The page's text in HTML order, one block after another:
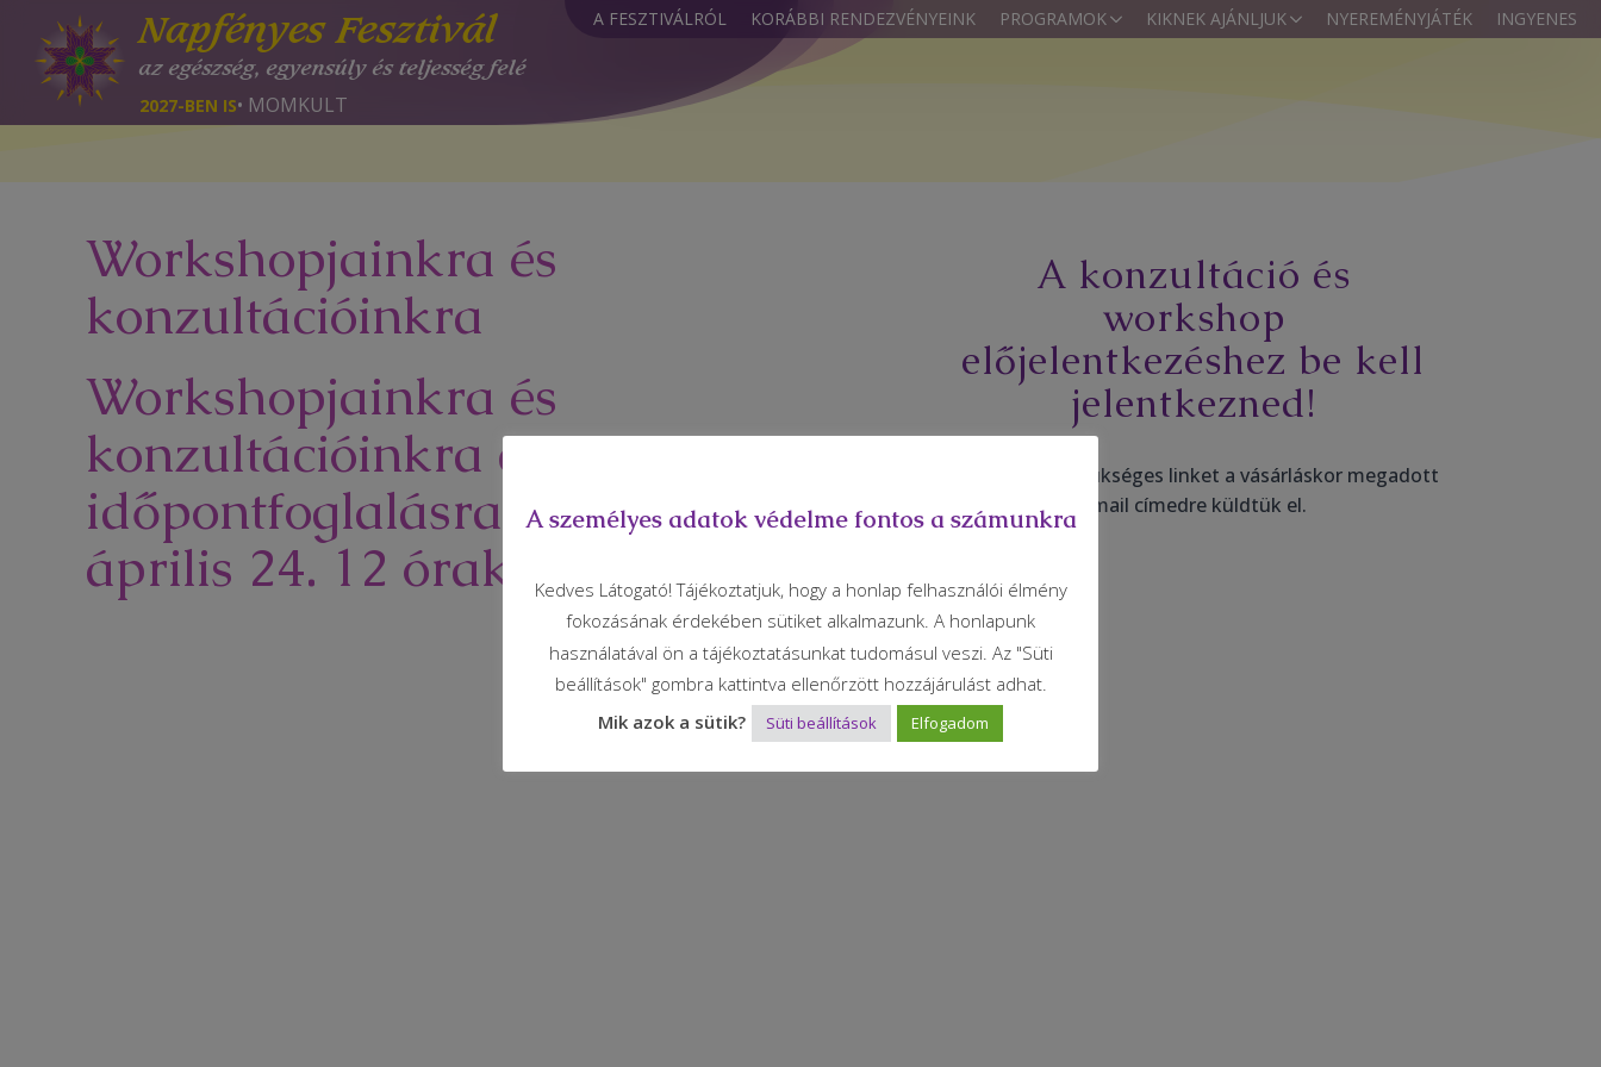
Napfényes Fesztivál
az egészség, egyensúly és teljesség felé
2027-BEN IS• MOMKULT
A FESZTIVÁLRÓL KORÁBBI RENDEZVÉNYEINK PROGRAMOK KIKNEK AJÁNLJUK NYEREMÉNYJÁTÉK INGYENES
Workshopjainkra és
konzultációinkra
Workshopjainkra és
konzultációinkra az
időpontfoglalásra a jelentkezés
április 24. 12 órakor indul!
A konzultáció és
workshop
előjelentkezéshez be kell
jelentkezned!
A belépéshez szükséges linket a vásárláskor megadott
email címedre küldtük el.
A személyes adatok védelme fontos a számunkra
Kedves Látogató! Tájékoztatjuk, hogy a honlap felhasználói élmény
fokozásának érdekében sütiket alkalmazunk. A honlapunk
használatával ön a tájékoztatásunkat tudomásul veszi. Az "Süti
beállítások" gombra kattintva ellenőrzött hozzájárulást adhat.
Mik azok a sütik?
Süti beállítások Elfogadom